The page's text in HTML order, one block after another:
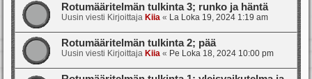
Rotumääritelmän tulkinta 3; runko ja häntä
Uusin viesti Kirjoittaja Kiia « La Loka 19, 2024 1:19 am
Rotumääritelmän tulkinta 2; pää
Uusin viesti Kirjoittaja Kiia « Pe Loka 18, 2024 10:00 pm